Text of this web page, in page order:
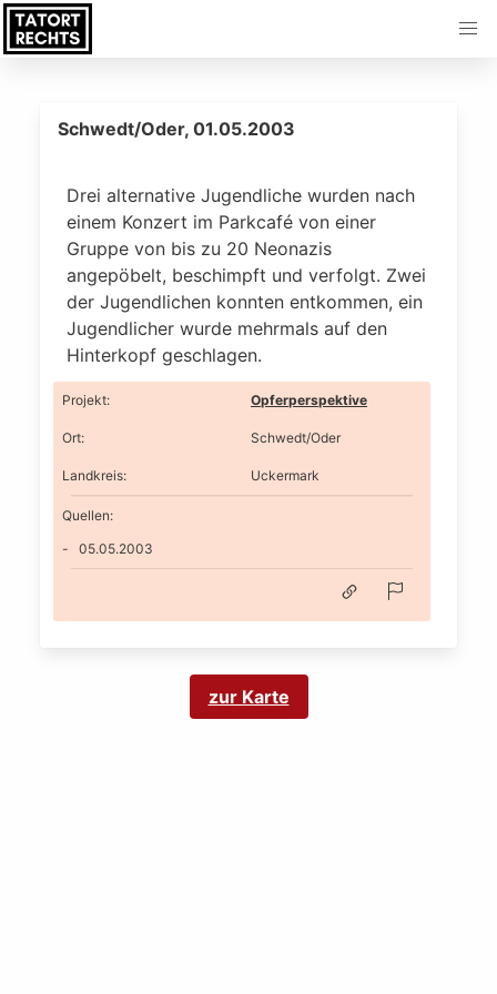
Schwedt/Oder, 01.05.2003
Drei alternative Jugendliche wurden nach
einem Konzert im Parkcafé von einer
Gruppe von bis zu 20 Neonazis
angepöbelt, beschimpft und verfolgt. Zwei
der Jugendlichen konnten entkommen, ein
Jugendlicher wurde mehrmals auf den
Hinterkopf geschlagen.
Projekt: Opferperspektive
Ort: Schwedt/Oder
Landkreis: Uckermark
Quellen:
05.05.2003
zur Karte